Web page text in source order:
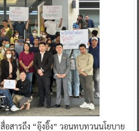
อสารถึง “อุ๊งอิ๊ง” วอนทบทวนนโยบาย